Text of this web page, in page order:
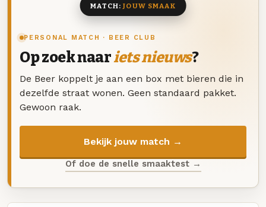
PERSONAL MATCH · BEER CLUB
Op zoek naariets nieuws?
De Beer koppelt je aan een box met bieren die in
dezelfde straat wonen. Geen standaard pakket.
Gewoon raak.
Bekijk jouw match →
Of doe de snelle smaaktest →
MATCH:JOUW SMAAK